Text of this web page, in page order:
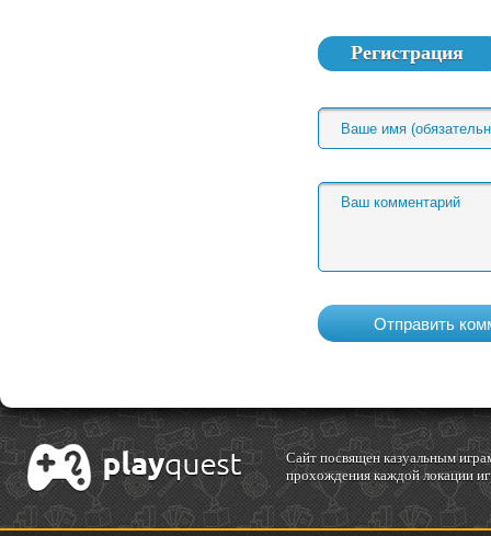
Регистрация
Cайт посвящен казуальным
прохождения каждой локации